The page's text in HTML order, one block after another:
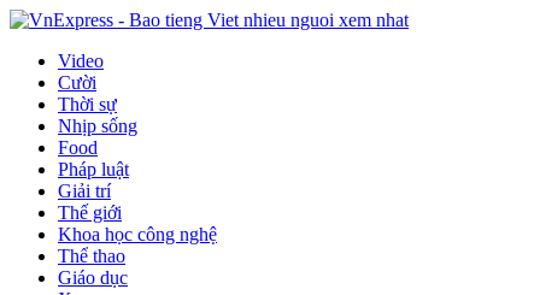
Video
Cười
Thời sự
Nhịp sống
Food
Pháp luật
Giải trí
Thế giới
Khoa học công nghệ
Thể thao
Giáo dục